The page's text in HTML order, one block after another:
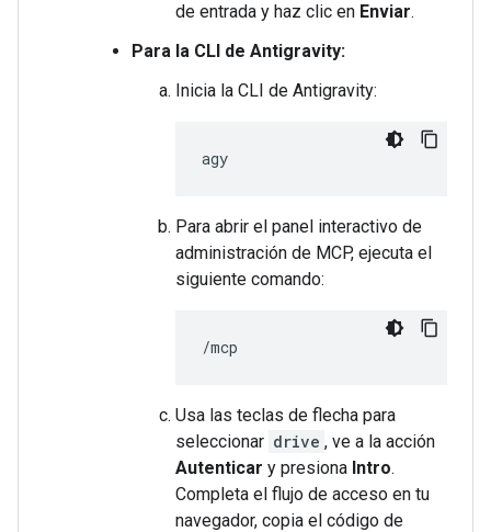
de entrada y haz clic en Enviar.
Para la CLI de Antigravity:
Inicia la CLI de Antigravity:
Para abrir el panel interactivo de
administración de MCP, ejecuta el
siguiente comando:
Usa las teclas de flecha para
seleccionar drive , ve a la acción
Autenticar y presiona Intro.
Completa el flujo de acceso en tu
navegador, copia el código de